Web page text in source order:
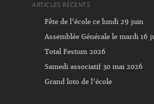
ARTICLES RÉCENTS
Fête de l’école ce lundi 29 juin
Assemblée Générale le mardi 16
Total Festum 2026
Samedi associatif 30 mai 2026
Grand loto de l’école